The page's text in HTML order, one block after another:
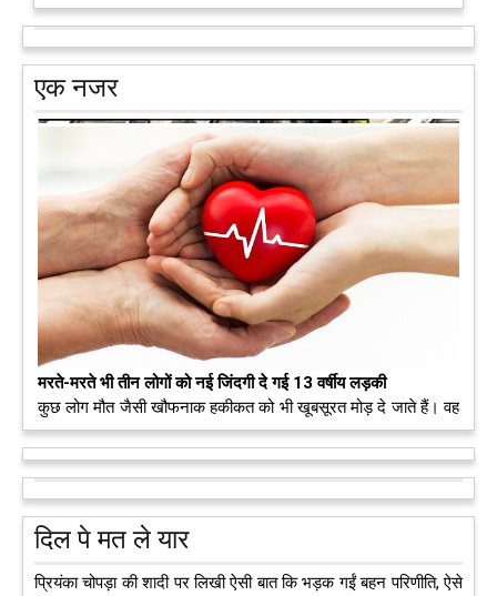
एक नजर
मरते-मरते भी तीन लोगों को नई जिंदगी दे गई 13 वर्षीय लड़की
कुछ लोग मौत जैसी खौफनाक हकीकत को भी खूबसूरत मोड़ दे जाते हैं। वह
मरने के बाद भी इस धरती पर अपने आप को जीवित छोड़ ज़ाते हैं। दुनिया
को अलविदा कह चुकी 13 वर्षीय लड़की के अंगदान से 3 जरूरतमंद लोगों
को नई जिंदगी मिल गई।आगे पढ़ें
दिल पे मत ले यार
प्रियंका चोपड़ा की शादी पर लिखी ऐसी बात कि भड़क गईं बहन परिणीति, ऐसे